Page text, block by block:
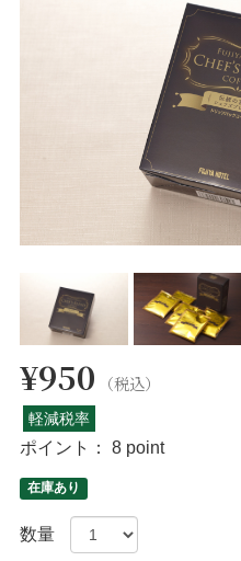
¥950 （税込）
軽減税率
ポイント： 8 point
在庫あり
数量